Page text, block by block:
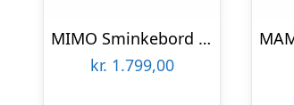
MIMO Sminkebord med spejl – 85×35 cm sorte ben / grafit
kr. 1.799,00